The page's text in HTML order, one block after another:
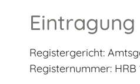
Registergericht:
Registernummer: HRB